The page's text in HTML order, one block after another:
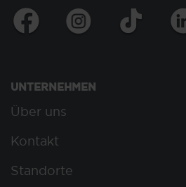
UNTERNEHMEN
Über uns
Kontakt
Standorte